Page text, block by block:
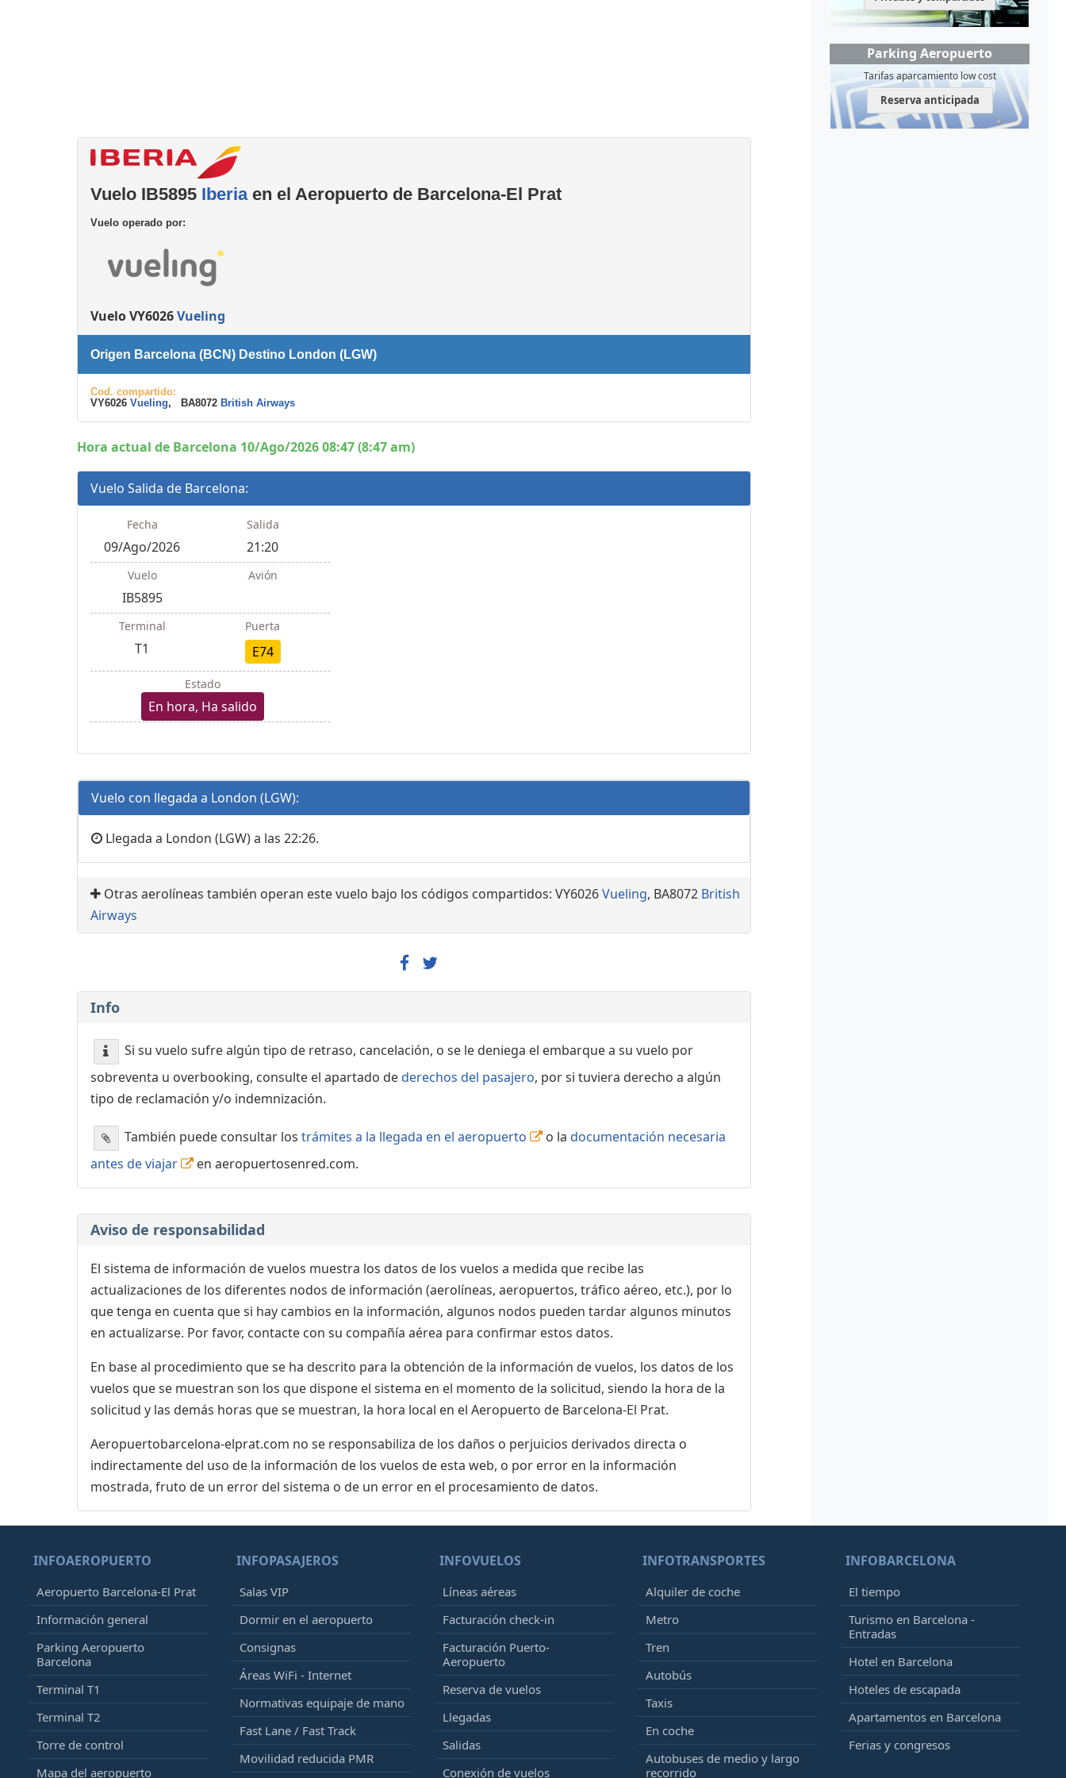
Vuelo IB5895 Iberiaen el Aeropuerto de Barcelona-El Prat
Vuelo operado por:
Vuelo VY6026Vueling
Origen Barcelona (BCN) Destino London (LGW)
Cod. compartido:
VY6026 Vueling, BA8072 British Airways
Hora actual de Barcelona 10/Ago/2026 08:47 (8:47 am)
Vuelo Salida de Barcelona:
Fecha
09/Ago/2026
Salida
21:20
Vuelo
IB5895
Avión
Terminal
T1
Puerta
E74
Estado
En hora, Ha salido
Vuelo con llegada a London (LGW):
Llegada a London (LGW) a las 22:26.
Otras aerolíneas también operan este vuelo bajo los códigos compartidos: VY6026Vueling, BA8072 British
Airways
Info
Si su vuelo sufre algún tipo de retraso, cancelación, o se le deniega el embarque a su vuelo por
sobreventa u overbooking, consulte el apartado dederechos del pasajero, por si tuviera derecho a algún
tipo de reclamación y/o indemnización.
También puede consultar los trámites a la llegada en el aeropuerto o la documentación necesaria
antes de viajar
en aeropuertosenred.com.
Aviso de responsabilidad
El sistema de información de vuelos muestra los datos de los vuelos a medida que recibe las
actualizaciones de los diferentes nodos de información (aerolíneas, aeropuertos, tráfico aéreo, etc.), por lo
que tenga en cuenta que si hay cambios en la información, algunos nodos pueden tardar algunos minutos
en actualizarse. Por favor, contacte con su compañía aérea para confirmar estos datos.
En base al procedimiento que se ha descrito para la obtención de la información de vuelos, los datos de los
vuelos que se muestran son los que dispone el sistema en el momento de la solicitud, siendo la hora de la
solicitud y las demás horas que se muestran, la hora local en el Aeropuerto de Barcelona-El Prat.
Aeropuertobarcelona-elprat.com no se responsabiliza de los daños o perjuicios derivados directa o
indirectamente del uso de la información de los vuelos de esta web, o por error en la información
mostrada, fruto de un error del sistema o de un error en el procesamiento de datos.
Parking Aeropuerto
Tarifas aparcamiento low cost
Reserva anticipada
INFOAEROPUERTO
Aeropuerto Barcelona-El Prat
Información general
Parking Aeropuerto
Barcelona
Terminal T1
Terminal T2
Torre de control
Mapa del aeropuerto
INFOPASAJEROS
Salas VIP
Dormir en el aeropuerto
Consignas
Áreas WiFi - Internet
Normativas equipaje de mano
Fast Lane / Fast Track
Movilidad reducida PMR
INFOVUELOS
Líneas aéreas
Facturación check-in
Facturación Puerto-
Aeropuerto
Reserva de vuelos
Llegadas
Salidas
Conexión de vuelos
INFOTRANSPORTES
Alquiler de coche
Metro
Tren
Autobús
Taxis
En coche
Autobuses de medio y largo
recorrido
INFOBARCELONA
El tiempo
Turismo en Barcelona -
Entradas
Hotel en Barcelona
Hoteles de escapada
Apartamentos en Barcelona
Ferias y congresos